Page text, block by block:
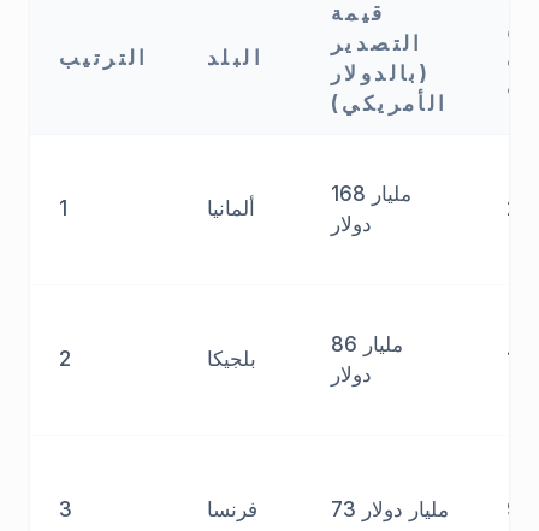
الترتيب البلد
قيمة
التصدير
(بالدولار
الأمريكي)
1 ألمانيا
168 مليار
دولار
2 بلجيكا
86 مليار
دولار
3 فرنسا 73 مليار دولار